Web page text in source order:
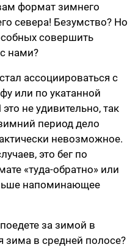
формат зимнего
севера! Безумство? Но
совершить
нами?
ассоциироваться с
или по укатанной
не удивительно, так
период дело
невозможное.
это бег по
«туда-обратно» или
напоминающее
за зимой в
зима в средней полосе?